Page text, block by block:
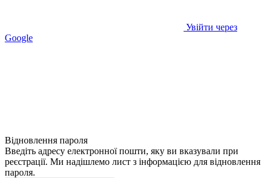
Увійти через
Google
Відновлення пароля
Введіть адресу електронної пошти, яку ви вказували при
реєстрації. Ми надішлемо лист з інформацією для відновлення
пароля.